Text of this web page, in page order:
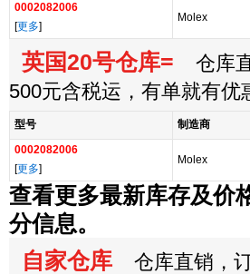
0002082006
[更多]
Molex
英国20号仓库= 仓库
500元含税运，有单就有
型号 制造商
0002082006
[更多]
Molex
查看更多最新库存及价
分信息。
自家仓库 仓库直销，